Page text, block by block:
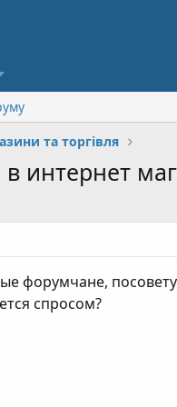
та торгівля
интернет
форумчане,
спросом?